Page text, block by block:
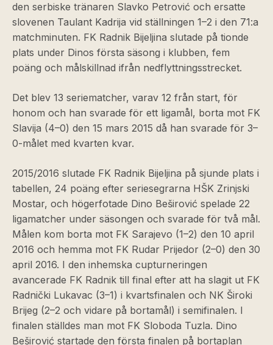
den serbiske tränaren Slavko Petrović och ersatte
slovenen Taulant Kadrija vid ställningen 1–2 i den 71:a
matchminuten. FK Radnik Bijeljina slutade på tionde
plats under Dinos första säsong i klubben, fem
poäng och målskillnad ifrån nedflyttningsstrecket.
Det blev 13 seriematcher, varav 12 från start, för
honom och han svarade för ett ligamål, borta mot FK
Slavija (4–0) den 15 mars 2015 då han svarade för 3–
0-målet med kvarten kvar.
2015/2016 slutade FK Radnik Bijeljina på sjunde plats i
tabellen, 24 poäng efter seriesegrarna HŠK Zrinjski
Mostar, och högerfotade Dino Beširović spelade 22
ligamatcher under säsongen och svarade för två mål.
Målen kom borta mot FK Sarajevo (1–2) den 10 april
2016 och hemma mot FK Rudar Prijedor (2–0) den 30
april 2016. I den inhemska cupturneringen
avancerade FK Radnik till final efter att ha slagit ut FK
Radnički Lukavac (3–1) i kvartsfinalen och NK Široki
Brijeg (2–2 och vidare på bortamål) i semifinalen. I
finalen ställdes man mot FK Sloboda Tuzla. Dino
Beširović startade den första finalen på bortaplan